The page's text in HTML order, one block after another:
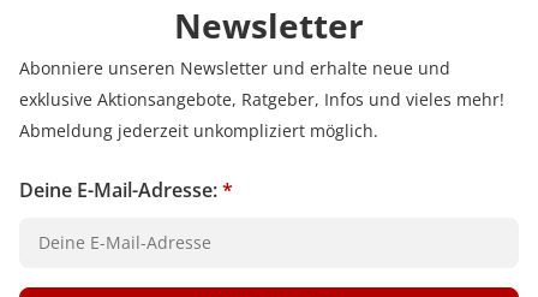
Newsletter
Abonniere unseren Newsletter und erhalte neue und
exklusive Aktionsangebote, Ratgeber, Infos und vieles mehr!
Abmeldung jederzeit unkompliziert möglich.
Deine E-Mail-Adresse:*